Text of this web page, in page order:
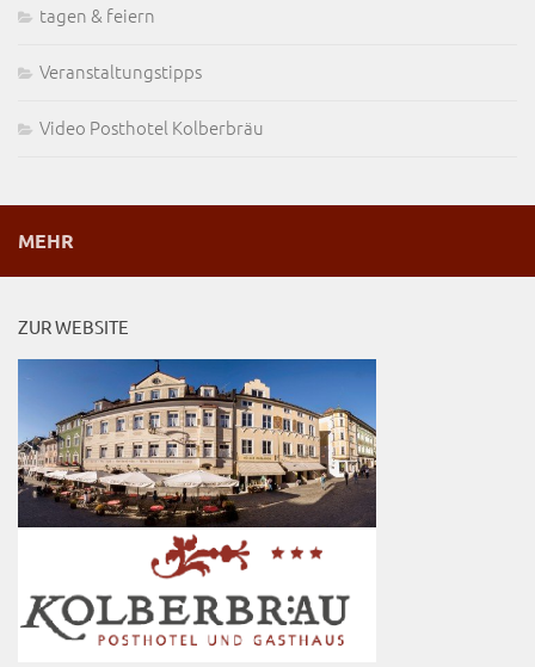
tagen & feiern
Veranstaltungstipps
Video Posthotel Kolberbräu
MEHR
ZUR WEBSITE